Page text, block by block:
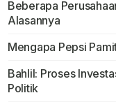
Beberapa
Alasannya
Mengapa Pepsi
Bahlil: Proses
Politik